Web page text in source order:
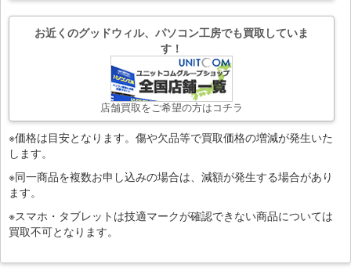
お近くのグッドウィル、パソコン工房でも買取していま
す！
店舗買取をご希望の方はコチラ
※価格は目安となります。傷や欠品等で買取価格の増減が発生いた
します。
※同一商品を複数お申し込みの場合は、減額が発生する場合があり
ます。
※スマホ・タブレットは技適マークが確認できない商品については
買取不可となります。